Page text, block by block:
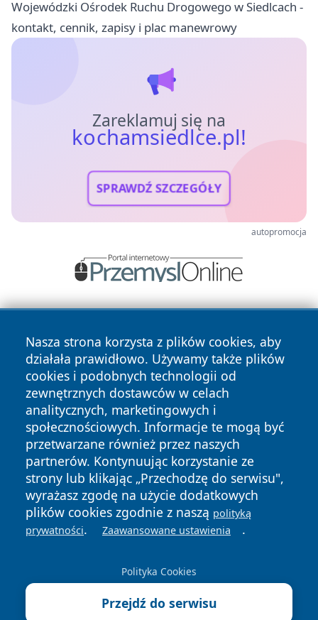
Wojewódzki Ośrodek Ruchu Drogowego w Siedlcach -
kontakt, cennik, zapisy i plac manewrowy
Zareklamuj się na
kochamsiedlce.pl!
SPRAWDŹ SZCZEGÓŁY
autopromocja
Nasza strona korzysta z plików cookies, aby
działała prawidłowo. Używamy także plików
cookies i podobnych technologii od
zewnętrznych dostawców w celach
analitycznych, marketingowych i
społecznościowych. Informacje te mogą być
przetwarzane również przez naszych
partnerów. Kontynuując korzystanie ze
strony lub klikając „Przechodzę do serwisu",
wyrażasz zgodę na użycie dodatkowych
plików cookies zgodnie z naszą polityką
prywatności. Zaawansowane ustawienia .
Polityka Cookies
Przejdź do serwisu
Copyright © 2026 kochamsiedlce.pl Wszystkie prawa
zastrzeżone.
News Autorzy
Polityka
Prywatności
Polityka
Cookies